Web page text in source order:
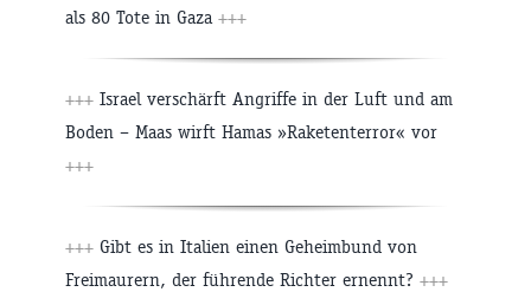
als 80 Tote in Gaza +++
+++ Israel verschärft Angriffe in der Luft und am
Boden – Maas wirft Hamas »Raketenterror« vor
+++
+++ Gibt es in Italien einen Geheimbund von
Freimaurern, der führende Richter ernennt? +++